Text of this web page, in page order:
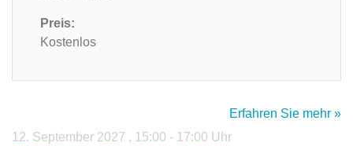
Preis:
Kostenlos
Erfahren Sie mehr »
12. September 2027 , 15:00 - 17:00 Uhr